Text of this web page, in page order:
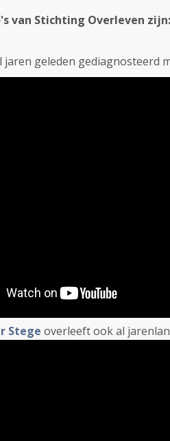
van Stichting Overleven zijn:
jaren geleden gediagnosteerd
Stege overleeft ook al